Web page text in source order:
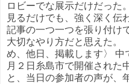
ロビーでな展示だけだった
見るだけでも、強く深く伝
記事の一つ一つを張り付け
大切なやり方だと思えた。
め、他日、掲載します〉 中
月２日糸島市で開催された
と、当日の参加者の声が、